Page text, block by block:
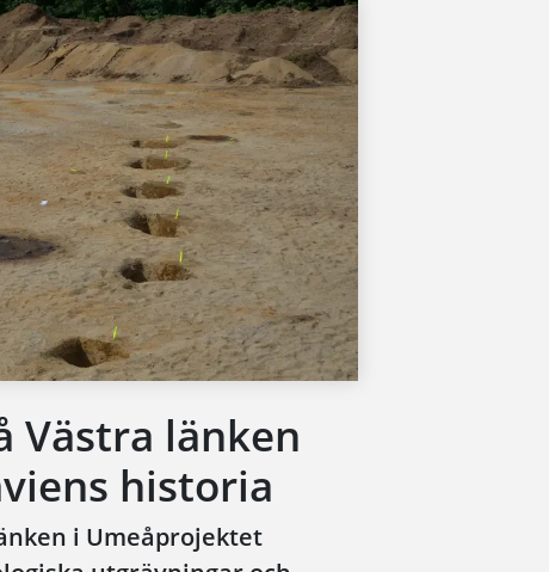
Västra länken
historia
i Umeåprojektet